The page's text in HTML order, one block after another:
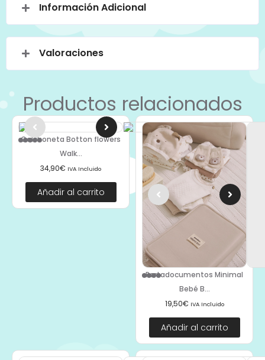
Información Adicional
Valoraciones
Productos relacionados
Colchoneta Botton flowers
Walk...
34,90€ IVA Incluido
Añadir al carrito
Portadocumentos Minimal
Bebé B...
19,50€ IVA Incluido
Añadir al carrito